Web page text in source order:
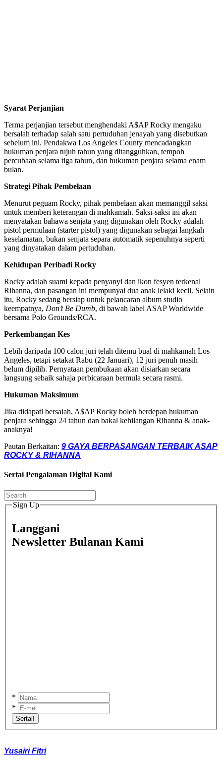
Syarat Perjanjian
Terma perjanjian tersebut menghendaki A$AP Rocky mengaku
bersalah terhadap salah satu pertuduhan jenayah yang disebutkan
sebelum ini. Pendakwa Los Angeles County mencadangkan
hukuman penjara tujuh tahun yang ditangguhkan, tempoh
percubaan selama tiga tahun, dan hukuman penjara selama enam
bulan.
Strategi Pihak Pembelaan
Menurut peguam Rocky, pihak pembelaan akan memanggil saksi
untuk memberi keterangan di mahkamah. Saksi-saksi ini akan
menyatakan bahawa senjata yang digunakan oleh Rocky adalah
pistol permulaan (starter pistol) yang digunakan sebagai langkah
keselamatan, bukan senjata separa automatik sepenuhnya seperti
yang dinyatakan dalam pertuduhan.
Kehidupan Peribadi Rocky
Rocky adalah suami kepada penyanyi dan ikon fesyen terkenal
Rihanna, dan pasangan ini mempunyai dua anak lelaki kecil. Selain
itu, Rocky sedang bersiap untuk pelancaran album studio
keempatnya, Don’t Be Dumb, di bawah label ASAP Worldwide
bersama Polo Grounds/RCA.
Perkembangan Kes
Lebih daripada 100 calon juri telah ditemu bual di mahkamah Los
Angeles, tetapi setakat Rabu (22 Januari), 12 juri penuh masih
belum dipilih. Pernyataan pembukaan akan disiarkan secara
langsung sebaik sahaja perbicaraan bermula secara rasmi.
Hukuman Maksimum
Jika didapati bersalah, A$AP Rocky boleh berdepan hukuman
penjara sehingga 24 tahun dan bakal kehilangan Rihanna & anak-
anaknya!
Pautan Berkaitan: 9 GAYA BERPASANGAN TERBAIK ASAP
ROCKY & RIHANNA
Sertai Pengalaman Digital Kami
Sign Up
Langgani
Newsletter Bulanan Kami
*
*
Sertai!
Yusairi Fitri